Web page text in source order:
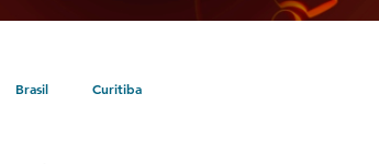
Brasil Curitiba